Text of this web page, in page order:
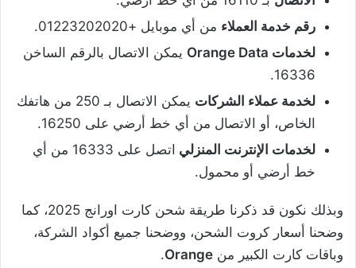
رقم خدمة العملاء من أي موبايل +01223202020.
لخدمات Orange Data يمكن الاتصال بالرقم الساخن
16336.
لخدمة عملاء الشركات
يمكن الاتصال بـ 250 من هاتفك
الخاص، أو الاتصال من أي خط أرضي على 16250.
لخدمات الإنترنت المنزلي
اتصل على 16333 من أي
خط أرضي أو محمول.
وبذلك نكون قد ذكرنا طريقة شحن كارت اورانج 2025، كما
وضحنا أسعار كروت الشحن، ووضحنا جميع أكواد الشركة،
وباقات كارت الكبير من Orange
.